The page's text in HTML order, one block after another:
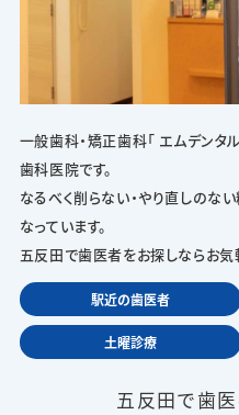
一般歯科・矯正歯科「 エムデンタ
歯科医院です。
なるべく削らない・やり直しのな
なっています。
五反田で歯医者をお探しならお気
駅近の歯医者
土曜診療
五反田で歯